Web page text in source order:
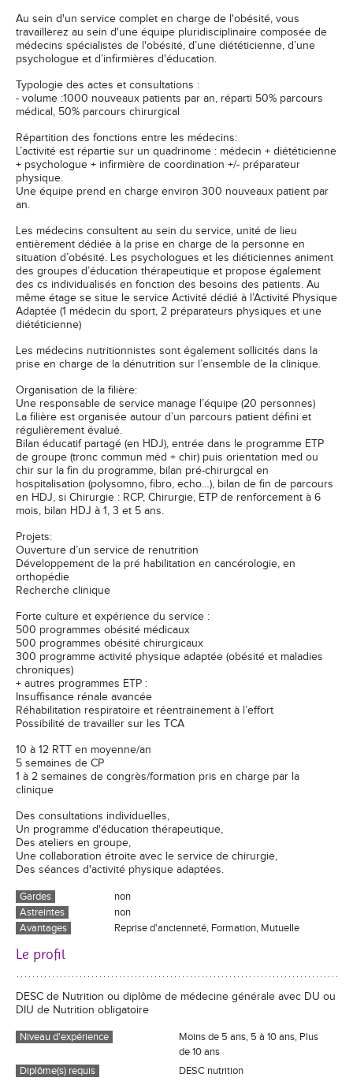
Au sein d'un service complet en charge de l'obésité, vous
travaillerez au sein d'une équipe pluridisciplinaire composée de
médecins spécialistes de l'obésité, d’une diététicienne, d’une
psychologue et d’infirmières d'éducation.
Typologie des actes et consultations :
- volume :1000 nouveaux patients par an, réparti 50% parcours
médical, 50% parcours chirurgical
Répartition des fonctions entre les médecins:
L’activité est répartie sur un quadrinome : médecin + diététicienne
+ psychologue + infirmière de coordination +/- préparateur
physique.
Une équipe prend en charge environ 300 nouveaux patient par
an.
Les médecins consultent au sein du service, unité de lieu
entièrement dédiée à la prise en charge de la personne en
situation d’obésité. Les psychologues et les diéticiennes animent
des groupes d’éducation thérapeutique et propose également
des cs individualisés en fonction des besoins des patients. Au
même étage se situe le service Activité dédié à l’Activité Physique
Adaptée (1 médecin du sport, 2 préparateurs physiques et une
diététicienne)
Les médecins nutritionnistes sont également sollicités dans la
prise en charge de la dénutrition sur l’ensemble de la clinique.
Organisation de la filière:
Une responsable de service manage l’équipe (20 personnes)
La filière est organisée autour d’un parcours patient défini et
régulièrement évalué.
Bilan éducatif partagé (en HDJ), entrée dans le programme ETP
de groupe (tronc commun méd + chir) puis orientation med ou
chir sur la fin du programme, bilan pré-chirurgcal en
hospitalisation (polysomno, fibro, echo…), bilan de fin de parcours
en HDJ, si Chirurgie : RCP, Chirurgie, ETP de renforcement à 6
mois, bilan HDJ à 1, 3 et 5 ans.
Projets:
Ouverture d’un service de renutrition
Développement de la pré habilitation en cancérologie, en
orthopédie
Recherche clinique
Forte culture et expérience du service :
500 programmes obésité médicaux
500 programmes obésité chirurgicaux
300 programme activité physique adaptée (obésité et maladies
chroniques)
+ autres programmes ETP :
Insuffisance rénale avancée
Réhabilitation respiratoire et réentrainement à l’effort
Possibilité de travailler sur les TCA
10 à 12 RTT en moyenne/an
5 semaines de CP
1 à 2 semaines de congrès/formation pris en charge par la
clinique
Des consultations individuelles,
Un programme d'éducation thérapeutique,
Des ateliers en groupe,
Une collaboration étroite avec le service de chirurgie,
Des séances d'activité physique adaptées.
Gardes
non
Astreintes
non
Avantages
Reprise d'ancienneté, Formation, Mutuelle
Le profil
DESC de Nutrition ou diplôme de médecine générale avec DU ou
DIU de Nutrition obligatoire
Niveau d'expérience
Moins de 5 ans, 5 à 10 ans, Plus
de 10 ans
Diplôme(s) requis
DESC nutrition